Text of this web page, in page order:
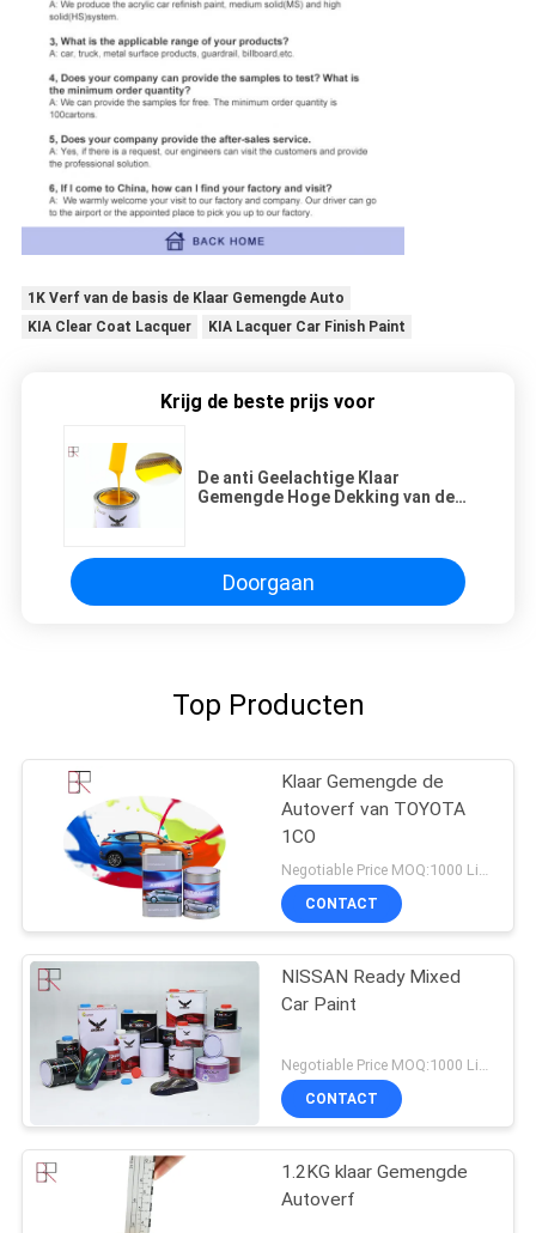
1K Verf van de basis de Klaar Gemengde Auto
KIA Clear Coat Lacquer
KIA Lacquer Car Finish Paint
Krijg de beste prijs voor
De anti Geelachtige Klaar
Gemengde Hoge Dekking van de
Doorgaan
Top Producten
Klaar Gemengde de
Autoverf van TOYOTA
1CO
CONTACT
NISSAN Ready Mixed
Car Paint
CONTACT
1.2KG klaar Gemengde
Autoverf